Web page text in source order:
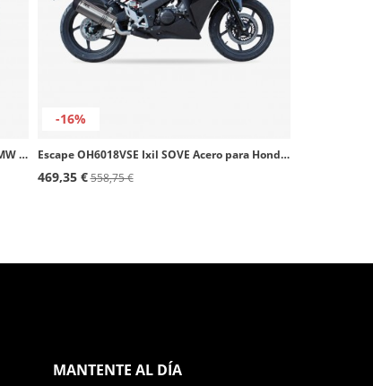
Escape OB5091VSE Ixil SOVE Acero para BMW C 600 Sport (12-15)
-16%
Escape OH6018VSE Ixil SOVE Acero para Honda CBR 125 R (11-15)
469,35 €558,75 €
MANTENTE AL DÍA